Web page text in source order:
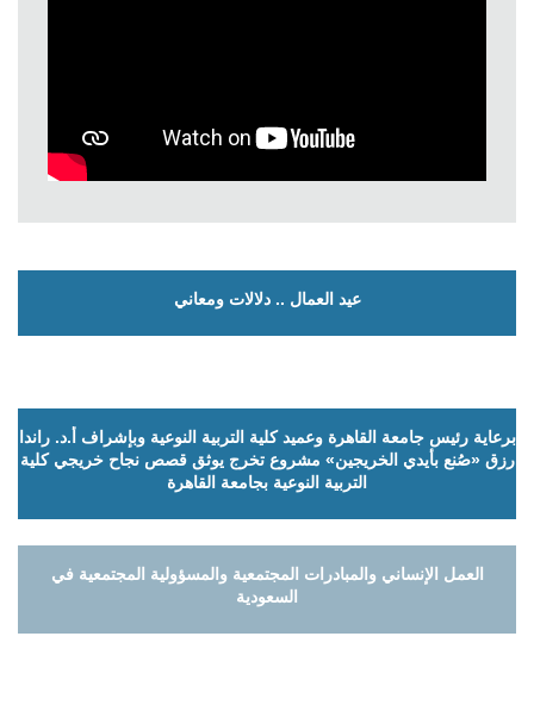
عيد العمال .. دلالات ومعاني
برعاية رئيس جامعة القاهرة وعميد كلية التربية النوعية وبإشراف أ.د. راندا
رزق «صُنع بأيدي الخريجين» مشروع تخرج يوثق قصص نجاح خريجي كلية
التربية النوعية بجامعة القاهرة
العمل الإنساني والمبادرات المجتمعية والمسؤولية المجتمعية في
السعودية